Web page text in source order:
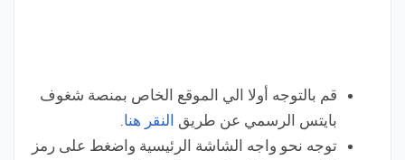
قم بالتوجه أولا الي الموقع الخاص بمنصة شغوف
بايتس الرسمي عن طريق النقر هنا.
توجه نحو واجه الشاشة الرئيسية واضغط على رمز